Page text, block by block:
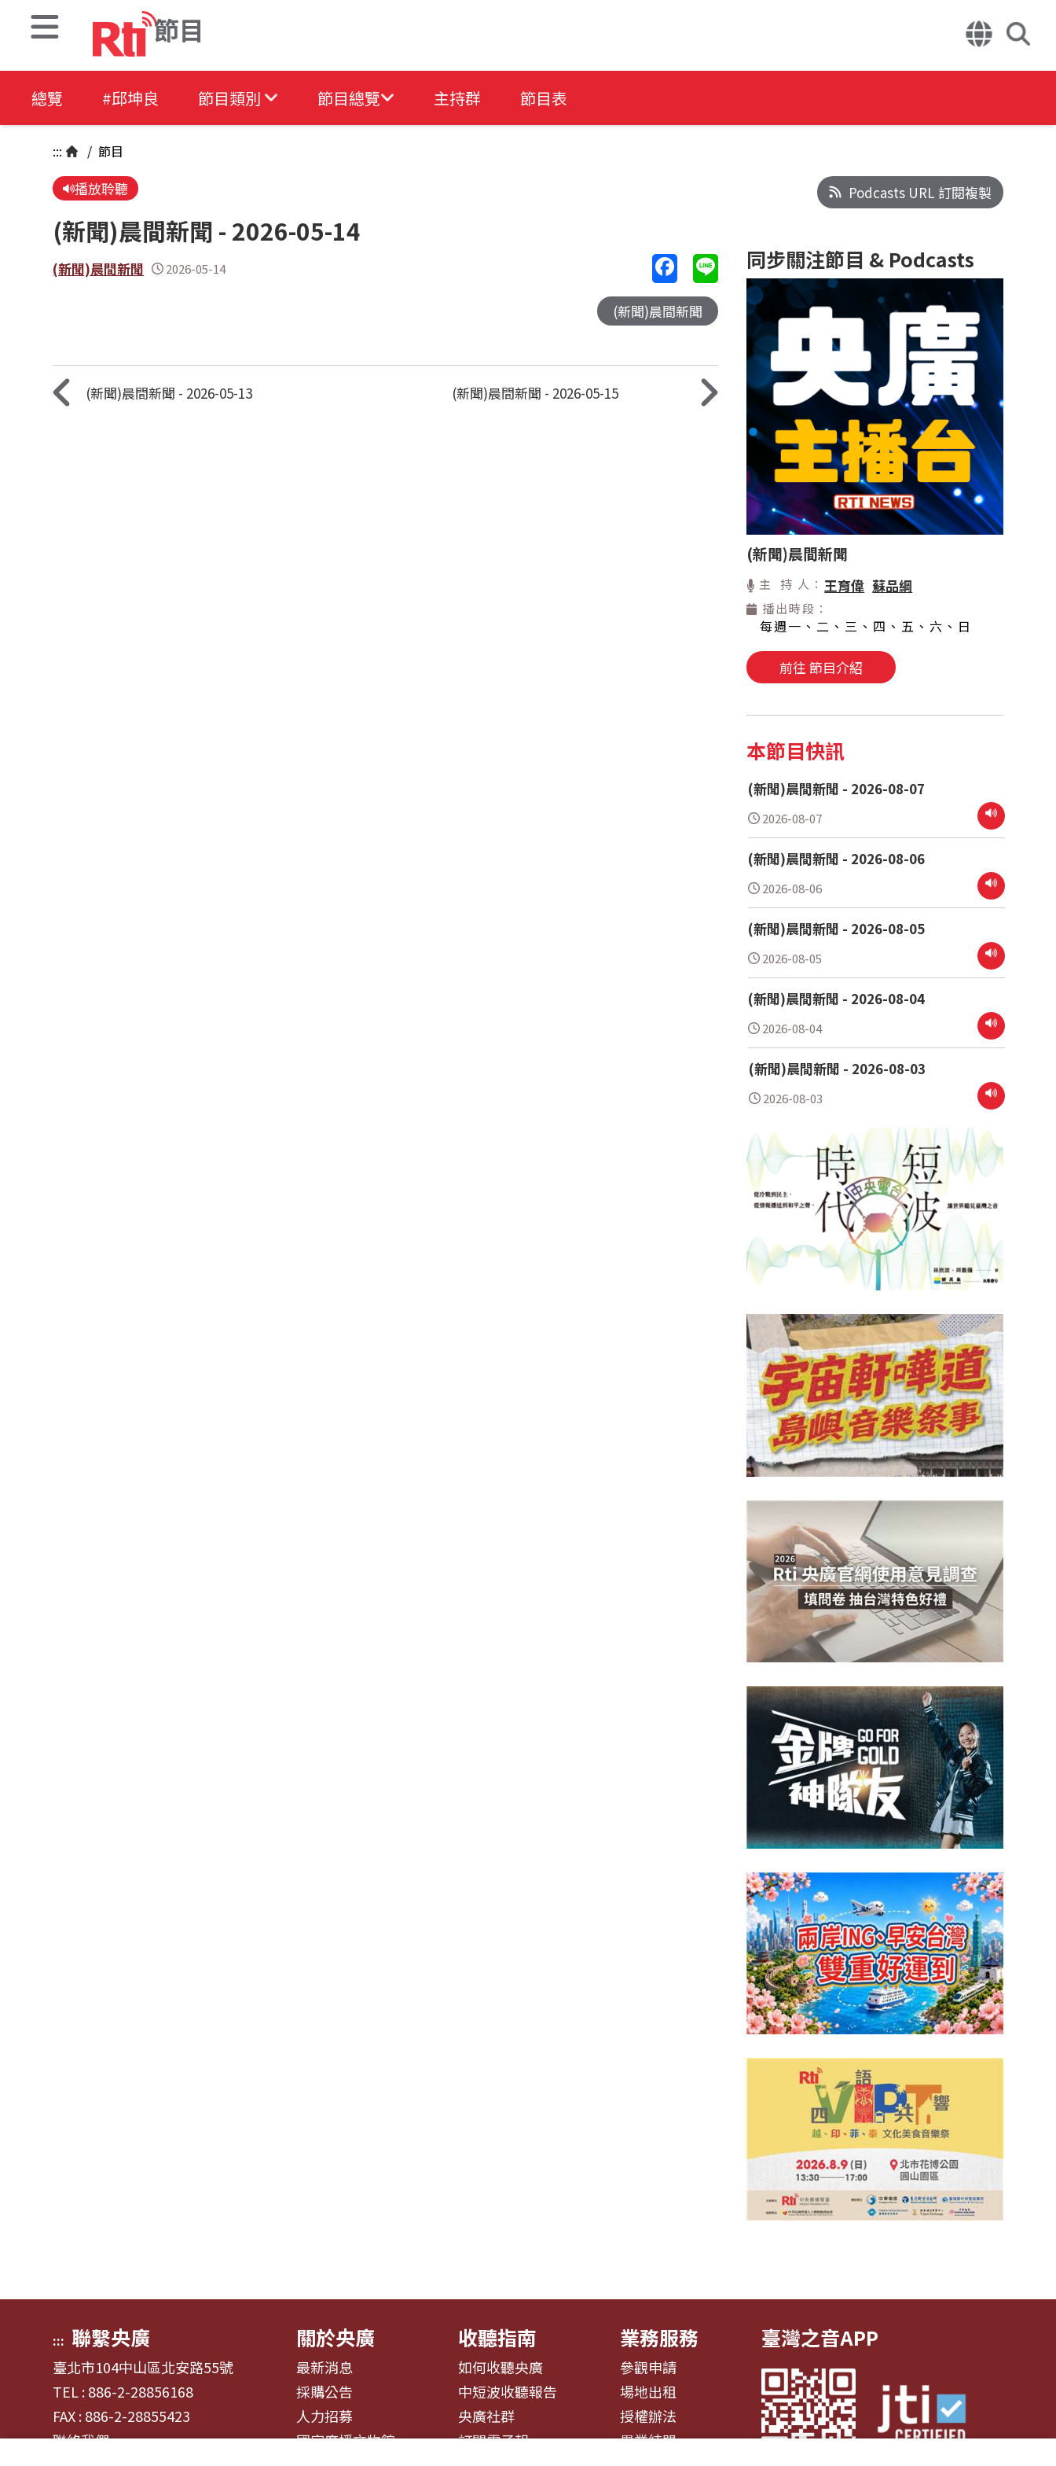
節目
總覽 #邱坤良 節目類別 節目總覽 主持群 節目表
::: / 節目
播放聆聽
(新聞)晨間新聞 - 2026-05-14
(新聞)晨間新聞 2026-05-14
(新聞)晨間新聞
(新聞)晨間新聞 - 2026-05-13 (新聞)晨間新聞 - 2026-05-15
Podcasts URL 訂閱複製
同步關注節目 & Podcasts
(新聞)晨間新聞
主 持 人： 王育偉 蘇品綱
播出時段：
每週一、二、三、四、五、六、日
前往 節目介紹
本節目快訊
(新聞)晨間新聞 - 2026-08-07
2026-08-07
(新聞)晨間新聞 - 2026-08-06
2026-08-06
(新聞)晨間新聞 - 2026-08-05
2026-08-05
(新聞)晨間新聞 - 2026-08-04
2026-08-04
(新聞)晨間新聞 - 2026-08-03
2026-08-03
::: 聯繫央廣
臺北市104中山區北安路55號
TEL : 886-2-28856168
FAX : 886-2-28855423
聯絡我們
關於央廣
最新消息
採購公告
人力招募
國家廣播文物館
收聽指南
如何收聽央廣
中短波收聽報告
央廣社群
訂閱電子報
業務服務
參觀申請
場地出租
授權辦法
異業結盟
臺灣之音APP